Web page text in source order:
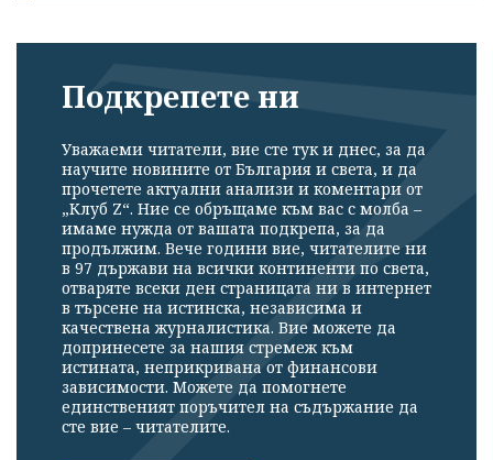
Подкрепете ни
Уважаеми читатели, вие сте тук и днес, за да
научите новините от България и света, и да
прочетете актуални анализи и коментари от
„Клуб Z“. Ние се обръщаме към вас с молба –
имаме нужда от вашата подкрепа, за да
продължим. Вече години вие, читателите ни
в 97 държави на всички континенти по света,
отваряте всеки ден страницата ни в интернет
в търсене на истинска, независима и
качествена журналистика. Вие можете да
допринесете за нашия стремеж към
истината, неприкривана от финансови
зависимости. Можете да помогнете
единственият поръчител на съдържание да
сте вие – читателите.